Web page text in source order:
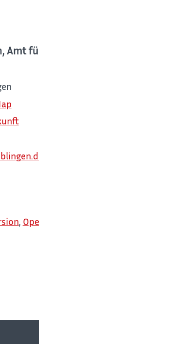
Amt für Kultur / Städtische Galerie
, Open Air